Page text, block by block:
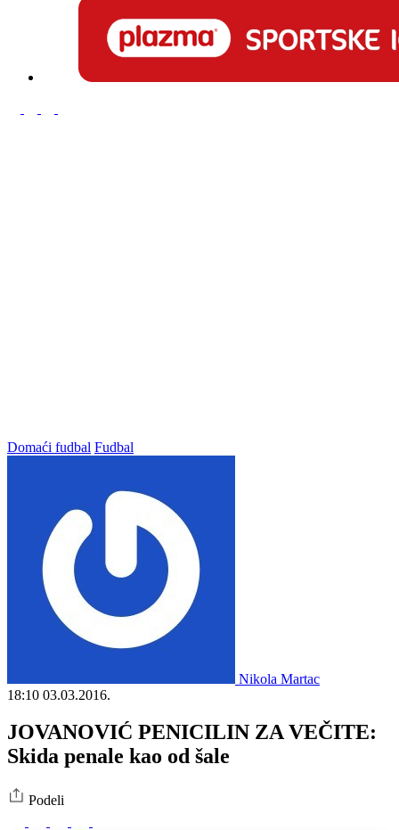
Domaći fudbal Fudbal
Nikola Martac
18:10 03.03.2016.
JOVANOVIĆ PENICILIN ZA VEČITE:
Skida penale kao od šale
Podeli